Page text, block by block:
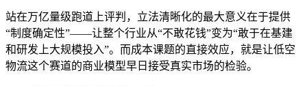
站在万亿量级跑道上评判，立法清晰化的最大意义在于提供
“制度确定性”——让整个行业从“不敢花钱”变为“敢于在基建
和研发上大规模投入”。而成本课题的直接效应，就是让低空
物流这个赛道的商业模型早日接受真实市场的检验。